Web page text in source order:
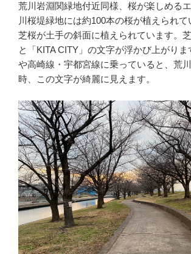
荒川岩淵関緑地付近同様、桜が楽しめる
川桜堤緑地には約100本の桜が植えられて
芝桜が土手の斜面に植えられています。
と「KITA CITY」の文字が浮かび上がり
や高崎線・宇都宮線に乗っていると、荒
時、この文字が綺麗に見えます。